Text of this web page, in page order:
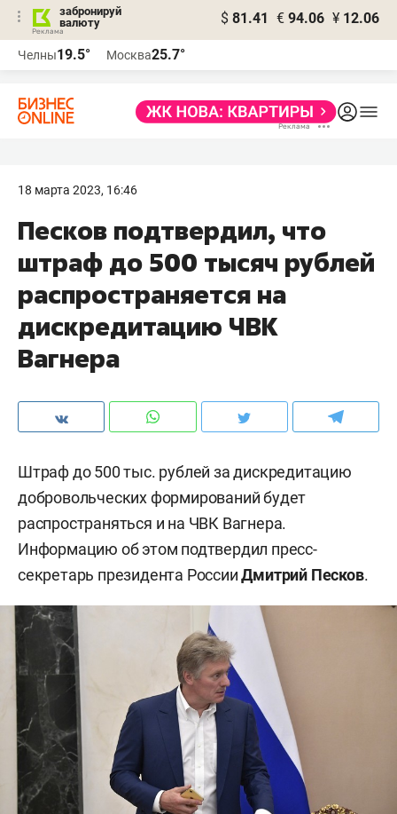
забронируй
валюту
$ 81.41 € 94.06 ¥ 12.06
Челны19.5° Москва25.7°
18 марта 2023, 16:46
Песков подтвердил, что
штраф до 500 тысяч рублей
распространяется на
дискредитацию ЧВК
Вагнера
Штраф до 500 тыс. рублей за дискредитацию
добровольческих формирований будет
распространяться и на ЧВК Вагнера.
Информацию об этом подтвердил пресс-
секретарь президента РоссииДмитрий Песков.